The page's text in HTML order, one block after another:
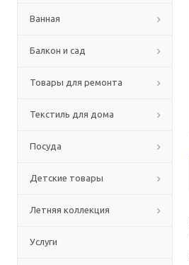
Ванная
Балкон и сад
Товары для ремонта
Текстиль для дома
Посуда
Детские товары
Летняя коллекция
Услуги